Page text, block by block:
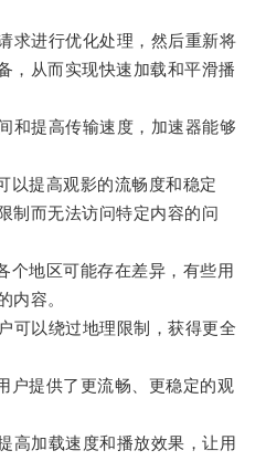
进行优化处理，然后重新将
，从而实现快速加载和平滑播
提高传输速度，加速器能够
提高观影的流畅度和稳定
制而无法访问特定内容的问
地区可能存在差异，有些用
内容。
以绕过地理限制，获得更全
提供了更流畅、更稳定的观
加载速度和播放效果，让用